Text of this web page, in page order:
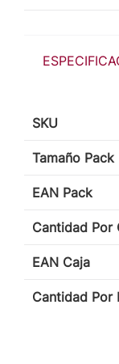
SKU
Tamaño Pack
EAN Pack
Cantidad Por
EAN Caja
Cantidad Por